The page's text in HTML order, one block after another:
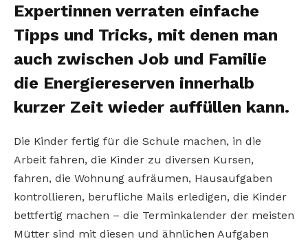
Expertinnen verraten einfache
Tipps und Tricks, mit denen man
auch zwischen Job und Familie
die Energiereserven innerhalb
kurzer Zeit wieder auffüllen kann.
Die Kinder fertig für die Schule machen, in die
Arbeit fahren, die Kinder zu diversen Kursen,
fahren, die Wohnung aufräumen, Hausaufgaben
kontrollieren, berufliche Mails erledigen, die Kinder
bettfertig machen – die Terminkalender der meisten
Mütter sind mit diesen und ähnlichen Aufgaben